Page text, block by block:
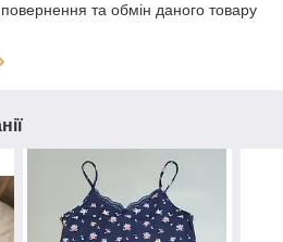
та обмін даного товару